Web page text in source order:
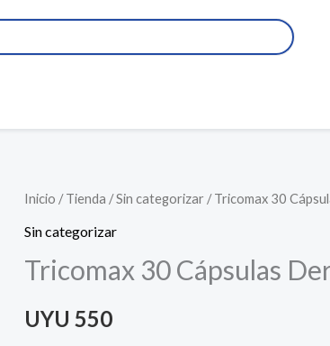
Inicio /Tienda /Sin categorizar / Tricomax 30
Sin categorizar
Tricomax 30 Cápsulas
UYU 550
Tricomax
30
Dermur
cantidad